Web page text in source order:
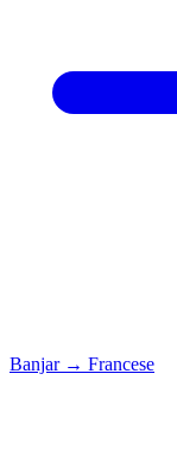
Banjar → Francese